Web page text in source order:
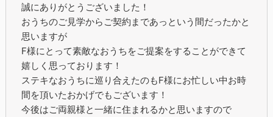
誠にありがとうございました！
おうちのご見学からご契約まであっという間だったかと
思いますが
F様にとって素敵なおうちをご提案をすることができて
嬉しく思っております！
ステキなおうちに巡り合えたのもF様にお忙しい中お時
間を頂いたおかげでもございます！
今後はご両親様と一緒に住まれるかと思いますので